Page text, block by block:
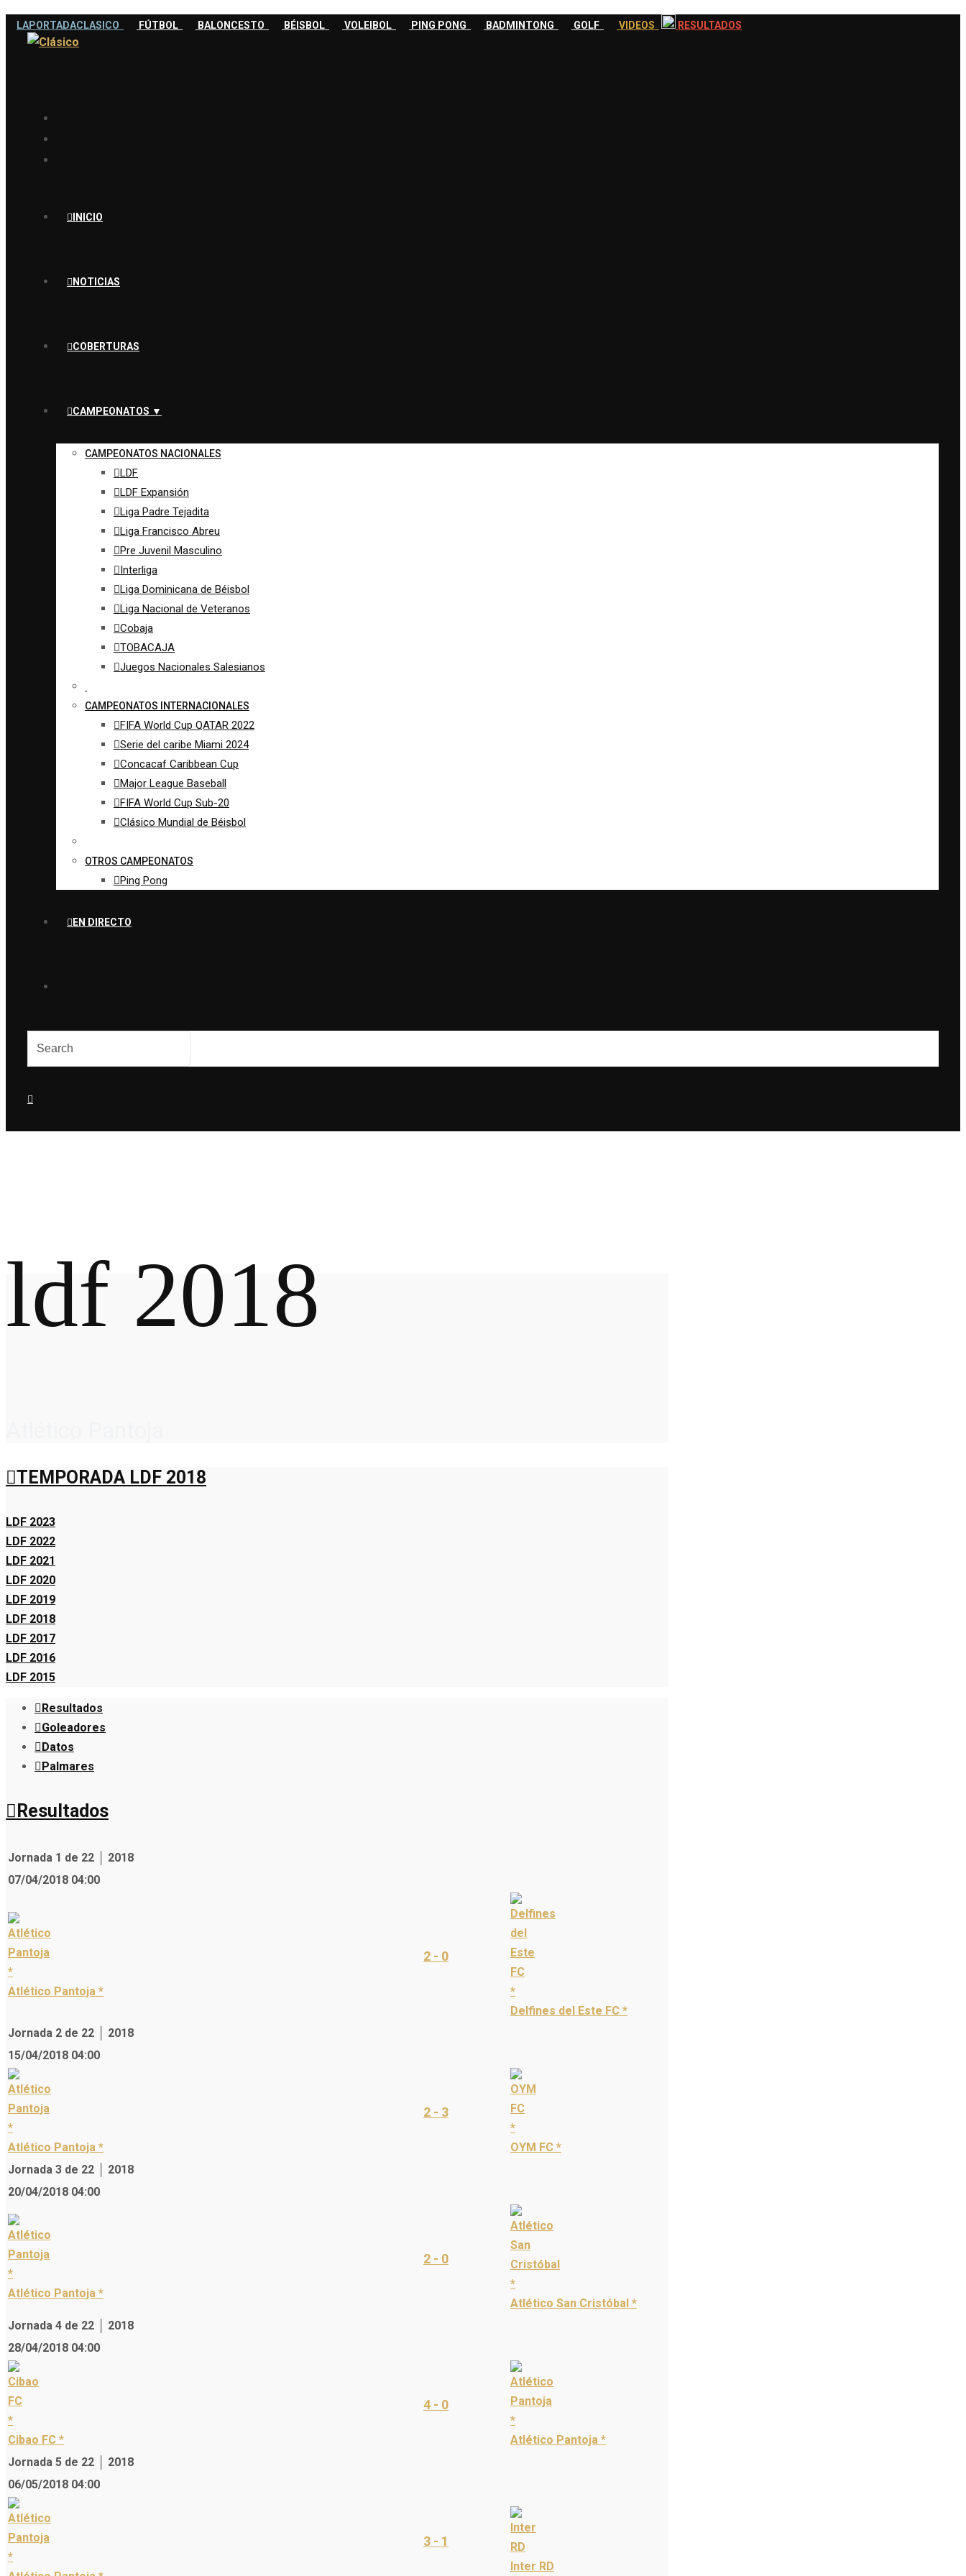
LAPORTADACLASICO FÚTBOL BALONCESTO BÉISBOL VOLEIBOL PING PONG BADMINTONG GOLF VIDEOS RESULTADOS
INICIO
NOTICIAS
COBERTURAS
CAMPEONATOS ▼
CAMPEONATOS NACIONALES
LDF
LDF Expansión
Liga Padre Tejadita
Liga Francisco Abreu
Pre Juvenil Masculino
Interliga
Liga Dominicana de Béisbol
Liga Nacional de Veteranos
Cobaja
TOBACAJA
Juegos Nacionales Salesianos
CAMPEONATOS INTERNACIONALES
FIFA World Cup QATAR 2022
Serie del caribe Miami 2024
Concacaf Caribbean Cup
Major League Baseball
FIFA World Cup Sub-20
Clásico Mundial de Béisbol
OTROS CAMPEONATOS
Ping Pong
EN DIRECTO
ldf 2018
TEMPORADA LDF 2018
LDF 2023
LDF 2022
LDF 2021
LDF 2020
LDF 2019
LDF 2018
LDF 2017
LDF 2016
LDF 2015
Resultados
Goleadores
Datos
Palmares
Resultados
Jornada 1 de 22 │ 2018
07/04/2018 04:00
Atlético Pantoja *
2 - 0
Delfines del Este FC *
Jornada 2 de 22 │ 2018
15/04/2018 04:00
Atlético Pantoja *
2 - 3
OYM FC *
Jornada 3 de 22 │ 2018
20/04/2018 04:00
Atlético Pantoja *
2 - 0
Atlético San Cristóbal *
Jornada 4 de 22 │ 2018
28/04/2018 04:00
Cibao FC *
4 - 0
Atlético Pantoja *
Jornada 5 de 22 │ 2018
06/05/2018 04:00
3 - 1
Inter RD